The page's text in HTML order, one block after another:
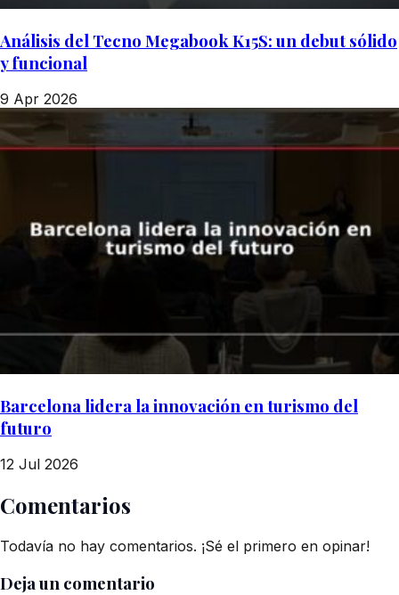
Análisis del Tecno Megabook K15S: un debut sólido
y funcional
9 Apr 2026
Barcelona lidera la innovación en turismo del
futuro
12 Jul 2026
Comentarios
Todavía no hay comentarios. ¡Sé el primero en opinar!
Deja un comentario